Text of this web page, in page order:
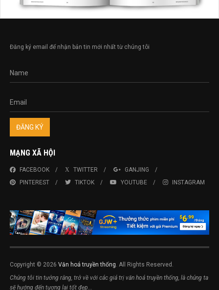
Đăng ký email để nhận bản tin mới nhất từ chúng tôi
MẠNG XÃ HỘI
FACEBOOK TWITTER
GANJING
PINTEREST
TIKTOK YOUTUBE INSTAGRAM
Copyright © 2026 Văn hoá truyền thống. All Rights Reserved.
Chúng tôi tin tưởng rằng, trở về với các giá trị văn hoá truyền thống, là chúng ta
sẽ hướng đến tương lai tốt đẹp...